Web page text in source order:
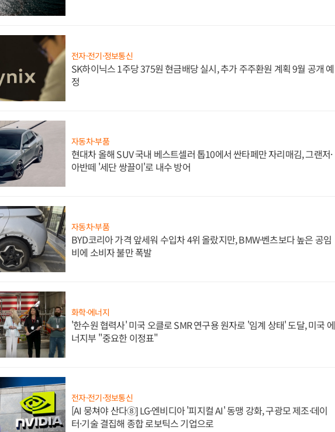
전자·전기·정보통신
SK하이닉스 1주당 375원 현금배당 실시, 추가 주주환원 계획 9월 공개 예
정
자동차·부품
현대차 올해 SUV 국내 베스트셀러 톱10에서 싼타페만 자리매김, 그랜저·
아반떼 '세단 쌍끌이'로 내수 방어
자동차·부품
BYD코리아 가격 앞세워 수입차 4위 올랐지만, BMW·벤츠보다 높은 공임
비에 소비자 불만 폭발
화학·에너지
'한수원 협력사' 미국 오클로 SMR 연구용 원자로 '임계 상태' 도달, 미국 에
너지부 "중요한 이정표"
전자·전기·정보통신
[AI 뭉쳐야 산다⑧] LG·엔비디아 '피지컬 AI' 동맹 강화, 구광모 제조·데이
터·기술 결집해 종합 로보틱스 기업으로